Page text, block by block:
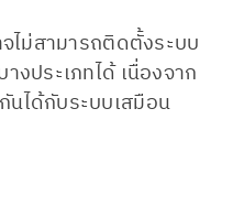
ไม่สามารถติดตั้งระบบ
งประเภทได้ เนื่องจาก
นได้กับระบบเสมือน